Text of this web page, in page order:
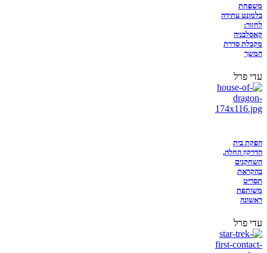
משפחת
בלמונט עתידה
לחזור:
קאסלבניה
מקבלת סדרת
המשך
עדי פרל
הפקת בית
הדרקון החלה,
השחקנים
בהקראת
תסריט
משותפת
ראשונה
עדי פרל